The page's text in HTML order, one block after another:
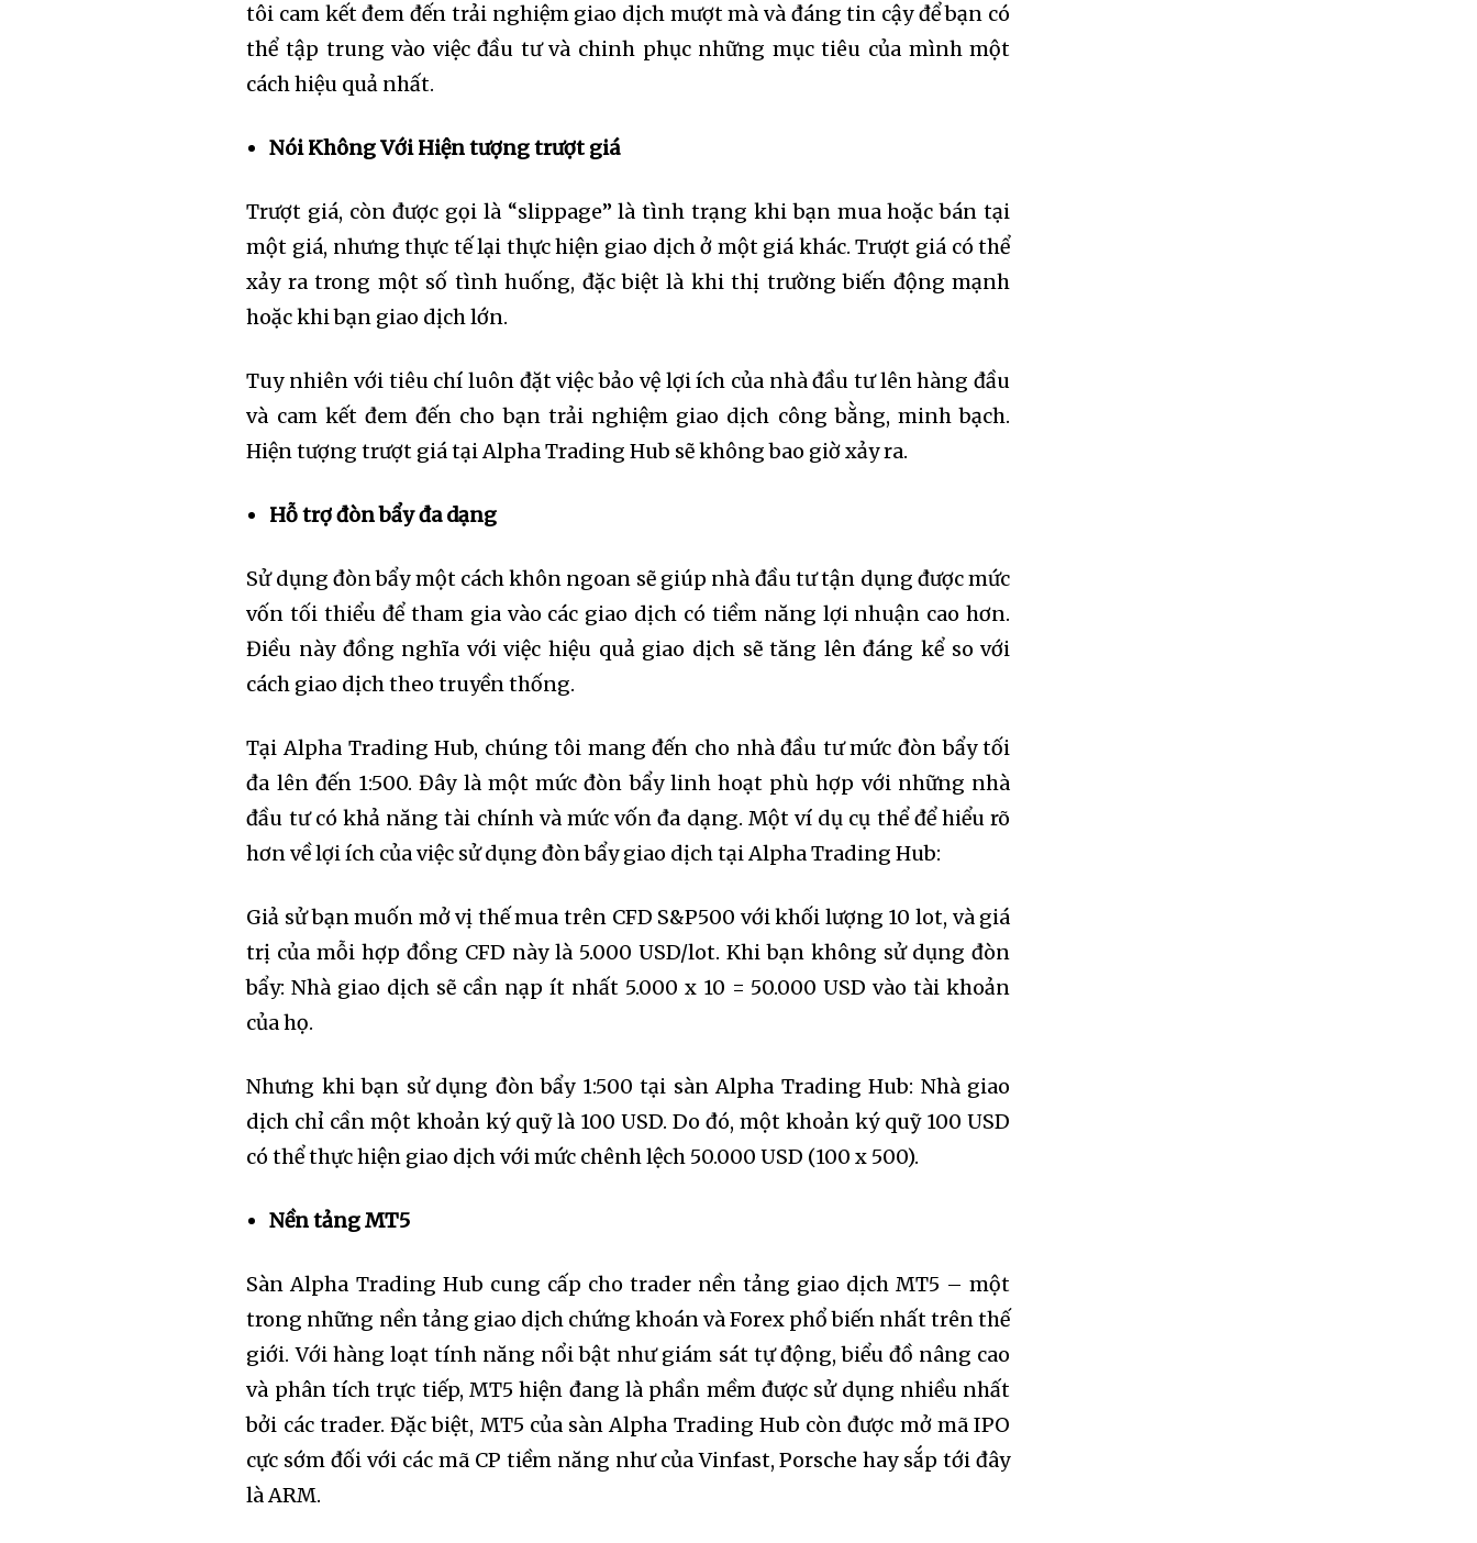
tôi cam kết đem đến trải nghiệm giao dịch mượt mà và đáng tin cậy để bạn có
thể tập trung vào việc đầu tư và chinh phục những mục tiêu của mình một
cách hiệu quả nhất.
Nói Không Với Hiện tượng trượt giá
Trượt giá, còn được gọi là “slippage” là tình trạng khi bạn mua hoặc bán tại
một giá, nhưng thực tế lại thực hiện giao dịch ở một giá khác. Trượt giá có thể
xảy ra trong một số tình huống, đặc biệt là khi thị trường biến động mạnh
hoặc khi bạn giao dịch lớn.
Tuy nhiên với tiêu chí luôn đặt việc bảo vệ lợi ích của nhà đầu tư lên hàng đầu
và cam kết đem đến cho bạn trải nghiệm giao dịch công bằng, minh bạch.
Hiện tượng trượt giá tại Alpha Trading Hub sẽ không bao giờ xảy ra.
Hỗ trợ đòn bẩy đa dạng
Sử dụng đòn bẩy một cách khôn ngoan sẽ giúp nhà đầu tư tận dụng được mức
vốn tối thiểu để tham gia vào các giao dịch có tiềm năng lợi nhuận cao hơn.
Điều này đồng nghĩa với việc hiệu quả giao dịch sẽ tăng lên đáng kể so với
cách giao dịch theo truyền thống.
Tại Alpha Trading Hub, chúng tôi mang đến cho nhà đầu tư mức đòn bẩy tối
đa lên đến 1:500. Đây là một mức đòn bẩy linh hoạt phù hợp với những nhà
đầu tư có khả năng tài chính và mức vốn đa dạng. Một ví dụ cụ thể để hiểu rõ
hơn về lợi ích của việc sử dụng đòn bẩy giao dịch tại Alpha Trading Hub:
Giả sử bạn muốn mở vị thế mua trên CFD S&P500 với khối lượng 10 lot, và giá
trị của mỗi hợp đồng CFD này là 5.000 USD/lot. Khi bạn không sử dụng đòn
bẩy: Nhà giao dịch sẽ cần nạp ít nhất 5.000 x 10 = 50.000 USD vào tài khoản
của họ.
Nhưng khi bạn sử dụng đòn bẩy 1:500 tại sàn Alpha Trading Hub: Nhà giao
dịch chỉ cần một khoản ký quỹ là 100 USD. Do đó, một khoản ký quỹ 100 USD
có thể thực hiện giao dịch với mức chênh lệch 50.000 USD (100 x 500).
Nền tảng MT5
Sàn Alpha Trading Hub cung cấp cho trader nền tảng giao dịch MT5 – một
trong những nền tảng giao dịch chứng khoán và Forex phổ biến nhất trên thế
giới. Với hàng loạt tính năng nổi bật như giám sát tự động, biểu đồ nâng cao
và phân tích trực tiếp, MT5 hiện đang là phần mềm được sử dụng nhiều nhất
bởi các trader. Đặc biệt, MT5 của sàn Alpha Trading Hub còn được mở mã IPO
cực sớm đối với các mã CP tiềm năng như của Vinfast, Porsche hay sắp tới đây
là ARM.